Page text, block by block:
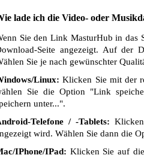
lade ich die Video- oder
Sie den Link MasturHub in das
Seite angezeigt. Auf der
Sie je nach gewünschter
Linux: Klicken Sie mit der
Sie die Option "Link
unter...".
Telefone / -Tablets:
wird. Wählen Sie dann die
IPhone/IPad: Klicken Sie auf